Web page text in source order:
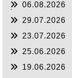
06.08.2026
29.07.2026
23.07.2026
25.06.2026
19.06.2026